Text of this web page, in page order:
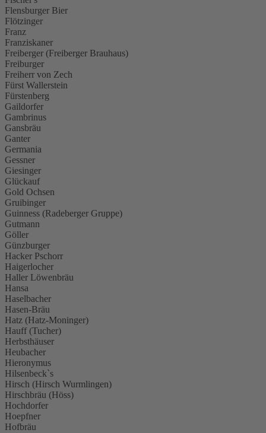
Flensburger Bier
Flötzinger
Franz
Franziskaner
Freiberger (Freiberger Brauhaus)
Freiburger
Freiherr von Zech
Fürst Wallerstein
Fürstenberg
Gaildorfer
Gambrinus
Gansbräu
Ganter
Germania
Gessner
Giesinger
Glückauf
Gold Ochsen
Gruibinger
Guinness (Radeberger Gruppe)
Gutmann
Göller
Günzburger
Hacker Pschorr
Haigerlocher
Haller Löwenbräu
Hansa
Haselbacher
Hasen-Bräu
Hatz (Hatz-Moninger)
Hauff (Tucher)
Herbsthäuser
Heubacher
Hieronymus
Hilsenbeck`s
Hirsch (Hirsch Wurmlingen)
Hirschbräu (Höss)
Hochdorfer
Hoepfner
Hofbräu